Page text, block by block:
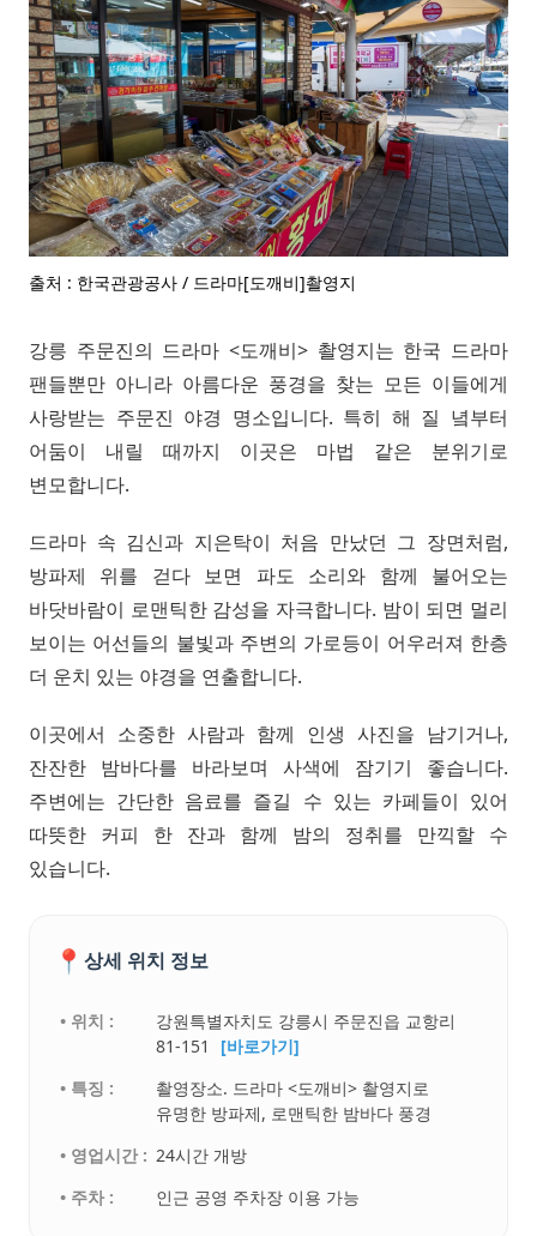
출처 : 한국관광공사 / 드라마[도깨비]촬영지
강릉 주문진의 드라마 <도깨비> 촬영지는 한국 드라마
팬들뿐만 아니라 아름다운 풍경을 찾는 모든 이들에게
사랑받는 주문진 야경 명소입니다. 특히 해 질 녘부터
어둠이 내릴 때까지 이곳은 마법 같은 분위기로
변모합니다.
드라마 속 김신과 지은탁이 처음 만났던 그 장면처럼,
방파제 위를 걷다 보면 파도 소리와 함께 불어오는
바닷바람이 로맨틱한 감성을 자극합니다. 밤이 되면 멀리
보이는 어선들의 불빛과 주변의 가로등이 어우러져 한층
더 운치 있는 야경을 연출합니다.
이곳에서 소중한 사람과 함께 인생 사진을 남기거나,
잔잔한 밤바다를 바라보며 사색에 잠기기 좋습니다.
주변에는 간단한 음료를 즐길 수 있는 카페들이 있어
따뜻한 커피 한 잔과 함께 밤의 정취를 만끽할 수
있습니다.
📍 상세 위치 정보
• 위치 :
강원특별자치도 강릉시 주문진읍 교항리
81-151
[바로가기]
• 특징 :
촬영장소. 드라마 <도깨비> 촬영지로
유명한 방파제, 로맨틱한 밤바다 풍경
• 영업시간 : 24시간 개방
• 주차 :
인근 공영 주차장 이용 가능